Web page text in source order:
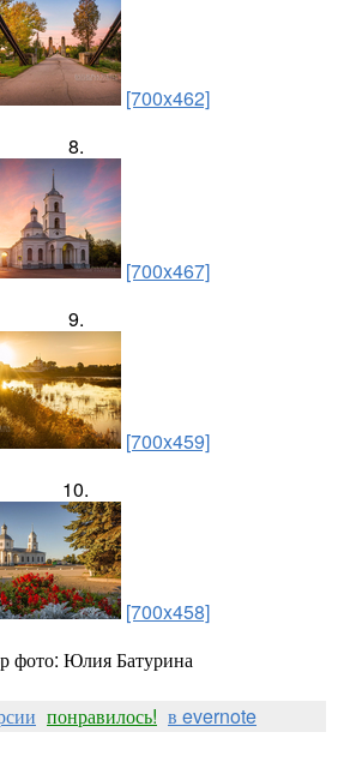
[700x462]
8.
[700x467]
9.
[700x459]
10.
[700x458]
фото: Юлия Батурина
понравилось! в evernote